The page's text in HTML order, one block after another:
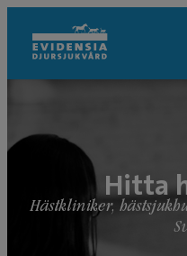
Hitta
Hästkliniker,